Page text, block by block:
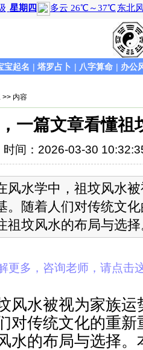
宝起名 | 塔罗占卜 | 八字算命 | 办公
>> 内容
一篇文章看懂祖
时间：2026-03-30
风水学中，祖坟风水
。随着人们对传统文
祖坟风水的布局与选
更多，咨询老师，请点击
风水被视为家族运
对传统文化的重新
水的布局与选择。